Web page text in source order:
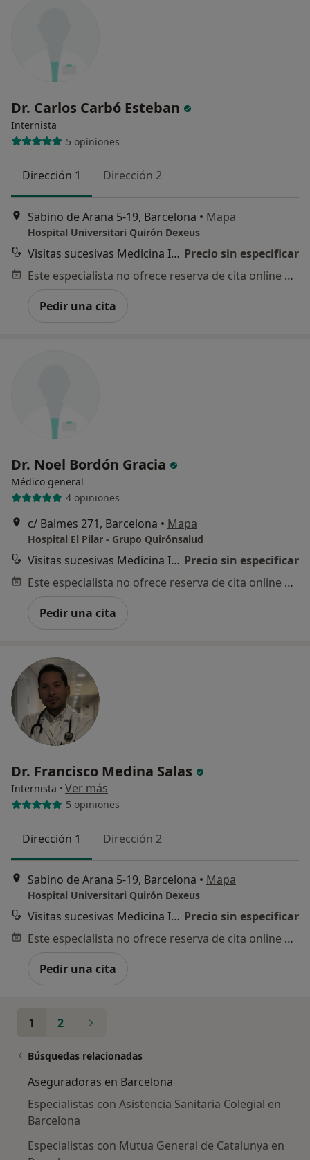
Dr. Carlos Carbó Esteban
Internista
5 opiniones
Dirección 1 Dirección 2
Sabino de Arana 5-19, Barcelona • Mapa
Hospital Universitari Quirón Dexeus
Visitas sucesivas Medicina Interna Precio sin especificar
Este especialista no ofrece reserva de cita online en esta dirección.
Pedir una cita
Dr. Noel Bordón Gracia
Médico general
4 opiniones
c/ Balmes 271, Barcelona • Mapa
Hospital El Pilar - Grupo Quirónsalud
Visitas sucesivas Medicina Interna Precio sin especificar
Este especialista no ofrece reserva de cita online en esta dirección.
Pedir una cita
Dr. Francisco Medina Salas
Internista · Ver más
5 opiniones
Dirección 1 Dirección 2
Sabino de Arana 5-19, Barcelona • Mapa
Hospital Universitari Quirón Dexeus
Visitas sucesivas Medicina Interna Precio sin especificar
Este especialista no ofrece reserva de cita online en esta dirección.
Pedir una cita
1 2
Búsquedas relacionadas
Aseguradoras en Barcelona
Especialistas con Asistencia Sanitaria Colegial en
Barcelona
Especialistas con Mutua General de Catalunya en